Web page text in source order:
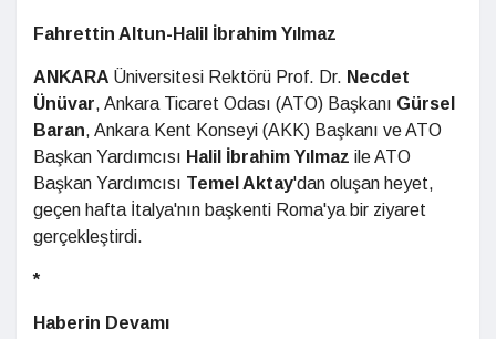
Fahrettin Altun-Halil İbrahim Yılmaz
ANKARA Üniversitesi Rektörü Prof. Dr. Necdet
Ünüvar, Ankara Ticaret Odası (ATO) Başkanı Gürsel
Baran, Ankara Kent Konseyi (AKK) Başkanı ve ATO
Başkan Yardımcısı Halil İbrahim Yılmaz ile ATO
Başkan Yardımcısı Temel Aktay'dan oluşan heyet,
geçen hafta İtalya'nın başkenti Roma'ya bir ziyaret
gerçekleştirdi.
*
Haberin Devamı